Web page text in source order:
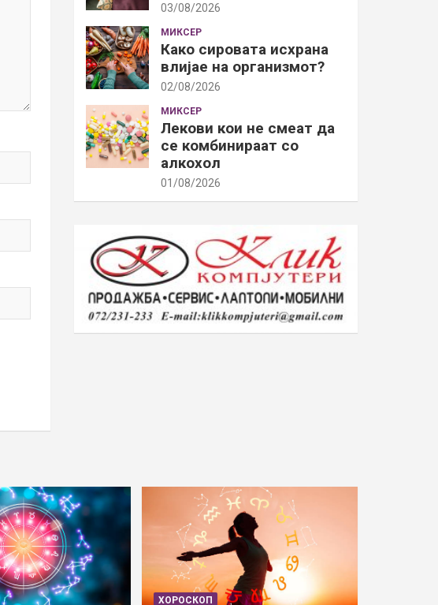
03/08/2026
МИКСЕР
Како сировата исхрана
влијае на организмот?
02/08/2026
МИКСЕР
Лекови кои не смеат да
се комбинираат со
алкохол
01/08/2026
ХОРОСКОП